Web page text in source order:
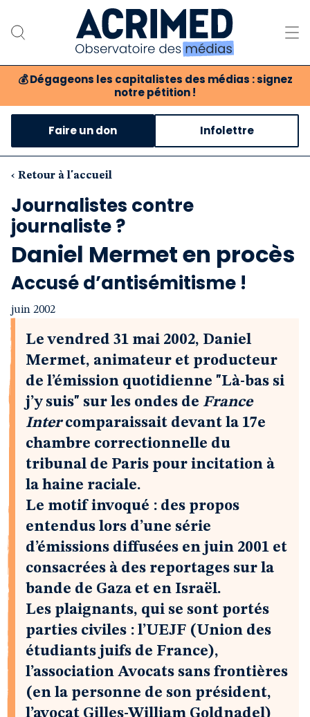
💰 Dégageons les capitalistes des médias : signez
notre pétition !
Notre association
Notre critique des médias
Nos propositions
Notre revue
Boutique
Faire un don Infolettre
‹ Retour à l'accueil
Journalistes contre
journaliste ?
Daniel Mermet en procès
Accusé d’antisémitisme !
juin 2002
Le vendred 31 mai 2002, Daniel
Mermet, animateur et producteur
de l’émission quotidienne "Là-bas si
j’y suis" sur les ondes de France
Intercomparaissait devant la 17e
chambre correctionnelle du
tribunal de Paris pour incitation à
la haine raciale.
Le motif invoqué : des propos
entendus lors d’une série
d’émissions diffusées en juin 2001 et
consacrées à des reportages sur la
bande de Gaza et en Israël.
Les plaignants, qui se sont portés
parties civiles : l’UEJF (Union des
étudiants juifs de France),
l’association Avocats sans frontières
(en la personne de son président,
l’avocat Gilles-William Goldnadel)